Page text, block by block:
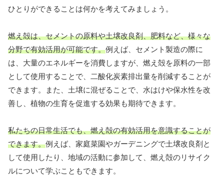
ひとりができることは何かを考えてみましょう。
燃え殻は、セメントの原料や土壌改良剤、肥料など、様々な
分野で有効活用が可能です。例えば、セメント製造の際に
は、大量のエネルギーを消費しますが、燃え殻を原料の一部
として使用することで、二酸化炭素排出量を削減することが
できます。また、土壌に混ぜることで、水はけや保水性を改
善し、植物の生育を促進する効果も期待できます。
私たちの日常生活でも、燃え殻の有効活用を意識することが
できます。例えば、家庭菜園やガーデニングで土壌改良剤と
して使用したり、地域の活動に参加して、燃え殻のリサイク
ルについて学ぶこともできます。